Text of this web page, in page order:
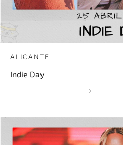
ALICANTE
Indie Day